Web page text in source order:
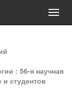
: 56-я научная
и студентов